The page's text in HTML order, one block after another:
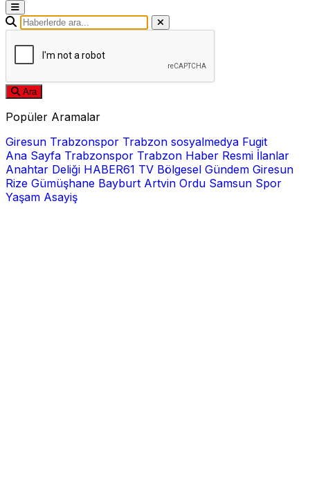
Ara
Popüler Aramalar
Giresun Trabzonspor Trabzon sosyalmedya Fugit
Ana Sayfa Trabzonspor Trabzon Haber Resmi İlanlar
Anahtar Deliği HABER61 TV Bölgesel Gündem Giresun
Rize Gümüşhane Bayburt Artvin Ordu Samsun Spor
Yaşam Asayiş